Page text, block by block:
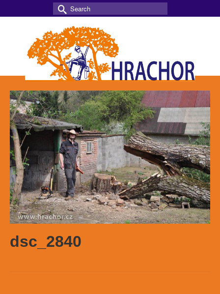
Search
for:
dsc_2840